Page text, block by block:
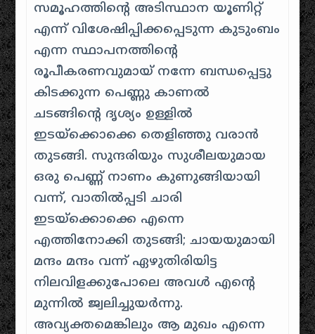
സമൂഹത്തിന്റെ അടിസ്ഥാന യൂണിറ്റ്
എന്ന് വിശേഷിപ്പിക്കപ്പെടുന്ന കുടുംബം
എന്ന സ്ഥാപനത്തിന്റെ
രൂപീകരണവുമായ് നന്നേ ബന്ധപ്പെട്ടു
കിടക്കുന്ന പെണ്ണു കാണല്‍
ചടങ്ങിന്റെ ദൃശ്യം ഉള്ളില്‍
ഇടയ്ക്കൊക്കെ തെളിഞ്ഞു വരാന്‍
തുടങ്ങി. സുന്ദരിയും സുശീലയുമായ
ഒരു പെണ്ണ് നാണം കുണുങ്ങിയായി
വന്ന്, വാതില്‍പ്പടി ചാരി
ഇടയ്ക്കൊക്കെ എന്നെ
എത്തിനോക്കി തുടങ്ങി; ചായയുമായി
മന്ദം മന്ദം വന്ന് ഏഴുതിരിയിട്ട
നിലവിളക്കുപോലെ അവള്‍ എന്റെ
മുന്നില്‍ ജ്വലിച്ചുയര്‍ന്നു.
അവ്യക്തമെങ്കിലും ആ മുഖം എന്നെ